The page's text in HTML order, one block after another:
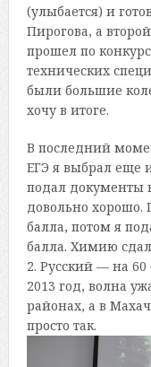
(улыбается) и
Пирогова, а
прошел по
технических
были большие
хочу в итоге.
В последний
ЕГЭ я выбрал еще
подал документы
довольно хорошо.
балла, потом я
балла. Химию
2. Русский — на
2013 год, волна
районах, а в
просто так.